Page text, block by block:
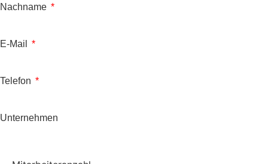
Nachname
E-Mail
Telefon
Unternehmen